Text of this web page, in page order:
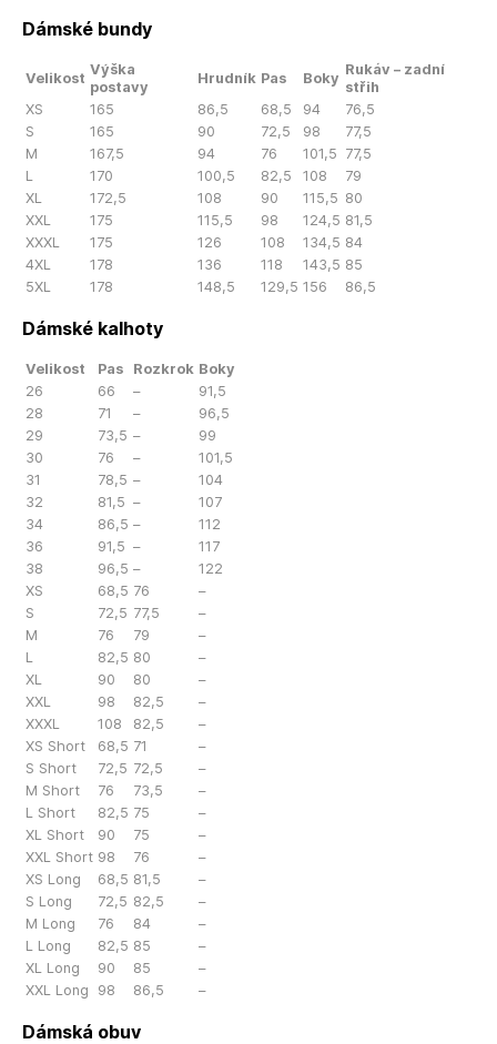
Dámské bundy
Velikost
Výška
postavy
Hrudník Pas Boky
Rukáv – zadní
střih
XS
165 86,5 68,5 94
76,5
S
165 90 72,5 98
77,5
M
167,5 94 76 101,5 77,5
L
170 100,5 82,5 108
79
XL
172,5 108 90 115,5 80
XXL
175 115,5 98 124,5 81,5
XXXL
175 126 108 134,5 84
4XL
178 136 118 143,5 85
5XL
178 148,5 129,5 156 86,5
Dámské kalhoty
Velikost Pas Rozkrok Boky
26
66 –
91,5
28
71 –
96,5
29
73,5 –
99
30
76 –
101,5
31
78,5 –
104
32
81,5 –
107
34
86,5 –
112
36
91,5 –
117
38
96,5 –
122
XS
68,5 76
–
S
72,5 77,5
–
M
76 79
–
L
82,5 80
–
XL
90 80
–
XXL
98 82,5
–
XXXL
108 82,5
–
XS Short
68,5 71
–
S Short
72,5 72,5
–
M Short
76 73,5
–
L Short
82,5 75
–
XL Short
90 75
–
XXL Short 98 76
–
XS Long
68,5 81,5
–
S Long
72,5 82,5
–
M Long
76 84
–
L Long
82,5 85
–
XL Long
90 85
–
XXL Long
98 86,5 –
Dámská obuv